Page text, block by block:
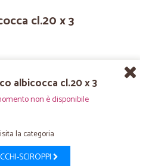
cl.20 x 3
albicocca cl.20 x 3
non è disponibile
la categoria
SCIROPPI